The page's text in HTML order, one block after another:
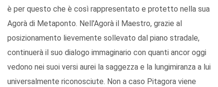
è per questo che è così rappresentato e protetto nella sua
Agorà di Metaponto. Nell'Agorà il Maestro, grazie al
posizionamento lievemente sollevato dal piano stradale,
continuerà il suo dialogo immaginario con quanti ancor oggi
vedono nei suoi versi aurei la saggezza e la lungimiranza a lui
universalmente riconosciute. Non a caso Pitagora viene